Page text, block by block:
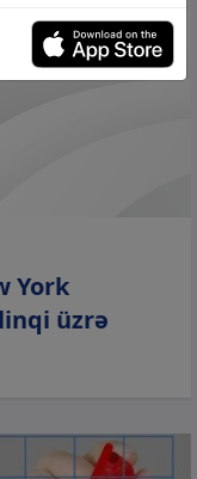
York
üzrə